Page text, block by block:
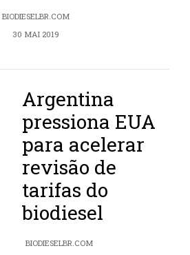
BIODIESELBR.COM
30 MAI 2019
Argentina
pressiona EUA
para acelerar
revisão de
tarifas do
biodiesel
BIODIESELBR.COM